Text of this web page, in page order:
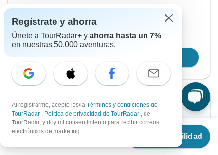
Desde €1,232
Ver disponibilidad
Reserva la plaza durante 48h
Confirmación instantánea
Desde Sábado
Regístrate y ahorra
Únete a TourRadar+ y ahorra hasta un 7%
en nuestras 50.000 aventuras.
Al registrarme, acepto los/la Términos y condiciones de
TourRadar , Política de privacidad de TourRadar , de
TourRadar, y doy mi consentimiento para recibir correos
electrónicos de marketing.